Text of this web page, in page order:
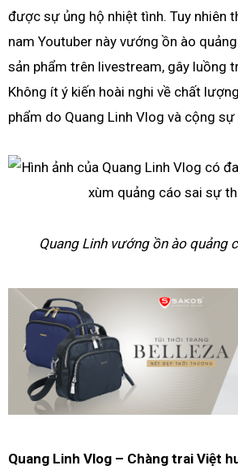
được sự ủng hộ nhiệt tình. Tuy nhiên
nam Youtuber này vướng ồn ào
sản phẩm trên livestream, gây luồng
Không ít ý kiến hoài nghi về chất
phẩm do Quang Linh Vlog và cộng sự
Quang Linh vướng ồn ào quảng
Quang Linh Vlog – Chàng trai Việt